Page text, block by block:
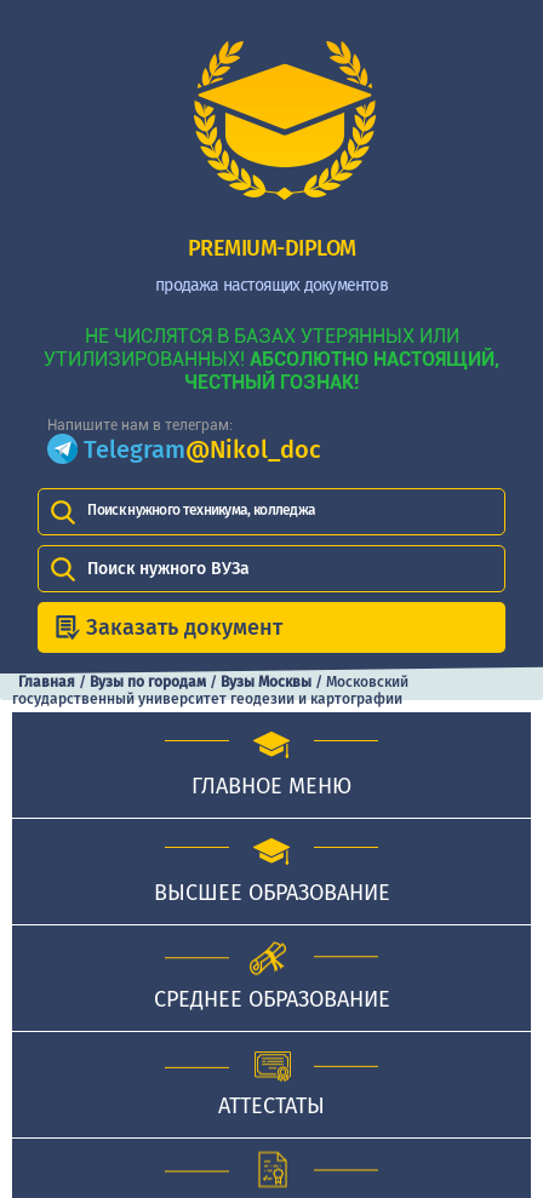
PREMIUM-DIPLOM
продажа настоящих документов
НЕ ЧИСЛЯТСЯ В БАЗАХ УТЕРЯННЫХ ИЛИ
УТИЛИЗИРОВАННЫХ! АБСОЛЮТНО НАСТОЯЩИЙ,
ЧЕСТНЫЙ ГОЗНАК!
Напишите нам в телеграм:
Telegram@Nikol_doc
Поиск нужного техникума, колледжа
Поиск нужного ВУЗа
Заказать документ
Главная / Вузы по городам / Вузы Москвы / Московский
государственный университет геодезии и картографии
ГЛАВНОЕ МЕНЮ
ВЫСШЕЕ ОБРАЗОВАНИЕ
СРЕДНЕЕ ОБРАЗОВАНИЕ
АТТЕСТАТЫ